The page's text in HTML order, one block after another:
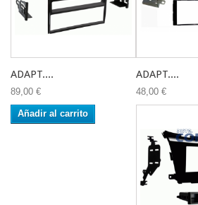
ADAPT....
89,00 €
Añadir al carrito
ADAPT....
48,00 €